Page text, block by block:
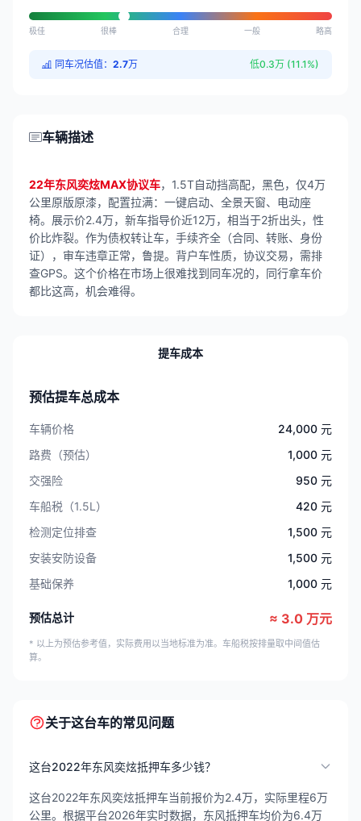
极佳 很棒 合理 一般 略高
同车况估值： 2.7万 低0.3万 (11.1%)
车辆描述
22年东风奕炫MAX协议车，1.5T自动挡高配，黑色，仅4万
公里原版原漆，配置拉满：一键启动、全景天窗、电动座
椅。展示价2.4万，新车指导价近12万，相当于2折出头，性
价比炸裂。作为债权转让车，手续齐全（合同、转账、身份
证），审车违章正常，鲁提。背户车性质，协议交易，需排
查GPS。这个价格在市场上很难找到同车况的，同行拿车价
都比这高，机会难得。
提车成本
预估提车总成本
车辆价格
24,000 元
路费（预估）
1,000 元
交强险
950 元
车船税（1.5L）
420 元
检测定位排查
1,500 元
安装安防设备
1,500 元
基础保养
1,000 元
预估总计 ≈ 3.0 万元
* 以上为预估参考值，实际费用以当地标准为准。车船税按排量取中间值估
算。
关于这台车的常见问题
这台2022年东风奕炫抵押车多少钱？
这台2022年东风奕炫抵押车当前报价为2.4万，实际里程6万
公里。根据平台2026年实时数据，东风抵押车均价为6.4万